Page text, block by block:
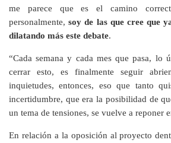
me parece que es el camino
personalmente,soy de las que cree que
dilatando más este debate.
“Cada semana y cada mes que pasa, lo
cerrar esto, es finalmente seguir
inquietudes, entonces, eso que tanto
incertidumbre, que era la posibilidad de
un tema de tensiones, se vuelve a reponer
En relación a la oposición al proyecto